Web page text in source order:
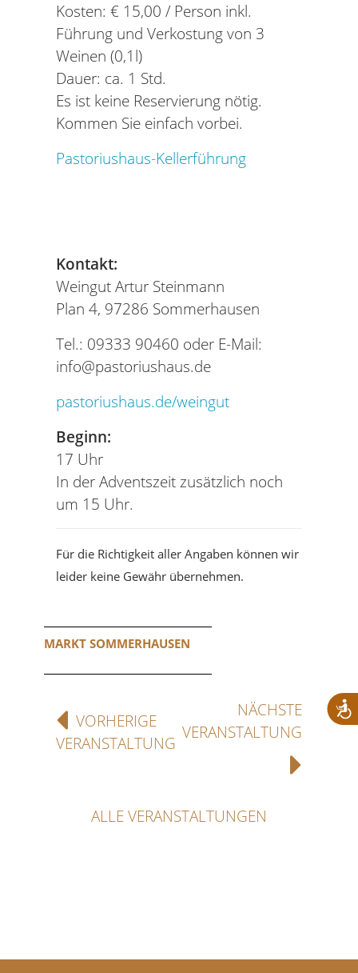
Kosten: € 15,00 / Person inkl.
Führung und Verkostung von 3
Weinen (0,1l)
Dauer: ca. 1 Std.
Es ist keine Reservierung nötig.
Kommen Sie einfach vorbei.
Pastoriushaus-Kellerführung
Kontakt:
Weingut Artur Steinmann
Plan 4, 97286 Sommerhausen
Tel.: 09333 90460 oder E-Mail:
info@pastoriushaus.de
pastoriushaus.de/weingut
Beginn:
17 Uhr
In der Adventszeit zusätzlich noch
um 15 Uhr.
Für die Richtigkeit aller Angaben können wir
leider keine Gewähr übernehmen.
MARKT SOMMERHAUSEN
VORHERIGE
VERANSTALTUNG
NÄCHSTE
VERANSTALTUNG
ALLE VERANSTALTUNGEN